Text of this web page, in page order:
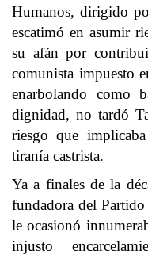
Humanos, dirigido
escatimó en asumir
su afán por
comunista impuesto
enarbolando como
dignidad, no tardó
riesgo que
tiranía castrista.
Ya a finales de la
fundadora del
le ocasionó
injusto